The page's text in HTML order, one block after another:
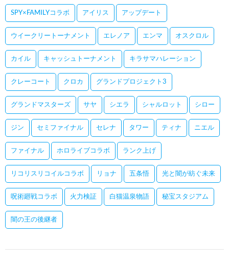
SPY×FAMILYコラボ アイリス アップデート
ウイークリートーナメント エレノア エンマ オスクロル
カイル キャッシュトーナメント キラサマハレーション
クレーコート クロカ グランドプロジェクト3
グランドマスターズ サヤ シエラ シャルロット シロー
ジン セミファイナル セレナ タワー ティナ ニエル
ファイナル ホロライブコラボ ランク上げ
リコリスリコイルコラボ リョナ 五条悟 光と闇が紡ぐ未来
呪術廻戦コラボ 火力検証 白猫温泉物語 秘宝スタジアム
闇の王の後継者